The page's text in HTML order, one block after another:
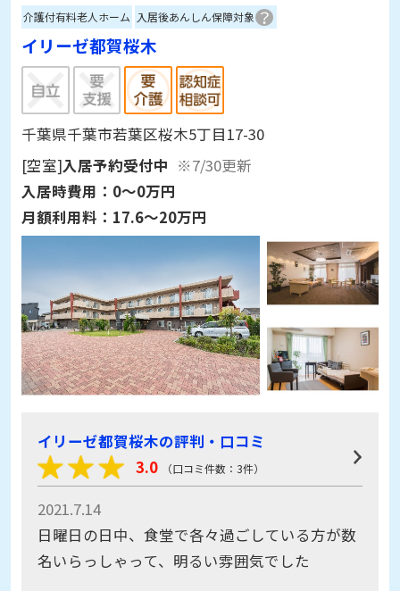
介護付有料老人ホーム 入居後あんしん保障対象
イリーゼ都賀桜木
千葉県千葉市若葉区桜木5丁目17-30
[空室]入居予約受付中 ※7/30更新
入居時費用： 0～0万円
月額利用料： 17.6～20万円
イリーゼ都賀桜木の評判・口コミ
3.0
（口コミ件数：3件）
2021.7.14
日曜日の日中、食堂で各々過ごしている方が数
名いらっしゃって、明るい雰囲気でした